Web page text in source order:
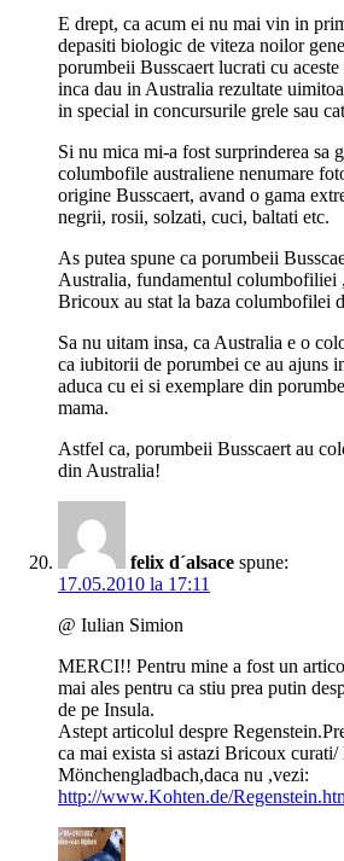
E drept, ca acum ei nu mai vin in
depasiti biologic de viteza noilor
porumbeii Busscaert lucrati cu
inca dau in Australia rezultate
in special in concursurile grele sau
Si nu mica mi-a fost surprinderea sa
columbofile australiene nenumare
origine Busscaert, avand o gama
negrii, rosii, solzati, cuci, baltati etc.
As putea spune ca porumbeii
Australia, fundamentul columbofiliei
Bricoux au stat la baza columbofilei
Sa nu uitam insa, ca Australia e o
ca iubitorii de porumbei ce au ajuns
aduca cu ei si exemplare din
mama.
Astfel ca, porumbeii Busscaert au
din Australia!
felix d´alsace spune:
17.05.2010 la 17:11
@ Iulian Simion
MERCI!! Pentru mine a fost un
mai ales pentru ca stiu prea putin
de pe Insula.
Astept articolul despre
ca mai exista si astazi Bricoux curati/
Mönchengladbach,daca nu ,vezi:
http://www.Kohten.de/